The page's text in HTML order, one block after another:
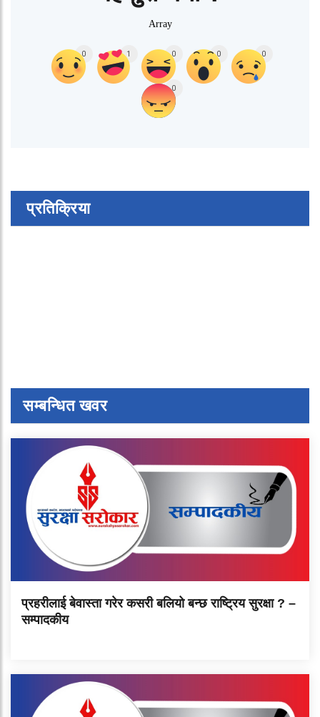
Array
0 1 0 0 0
0
प्रतिक्रिया
सम्बन्धित खवर
प्रहरीलाई बेवास्ता गरेर कसरी बलियो बन्छ राष्ट्रिय सुरक्षा ? –
सम्पादकीय